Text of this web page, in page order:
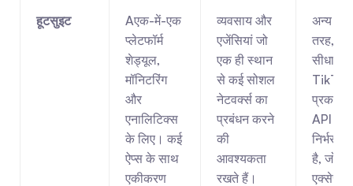
हूटसुइट
Aएक-में-एक
प्लेटफॉर्म
शेड्यूल,
मॉनिटरिंग
और
एनालिटिक्स
के लिए। कई
ऐप्स के साथ
एकीकरण
व्यवसाय और
एजेंसियां ​​जो
एक ही स्थान
से कई सोशल
नेटवर्क्स का
प्रबंधन करने
की
आवश्यकता
रखते हैं।
अन्य की
तरह,
सीधा
TikTok
प्रकाशन
API पर
निर्भर
है, जो
एक्सेस